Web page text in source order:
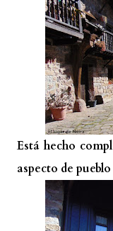
Está hecho
aspecto de